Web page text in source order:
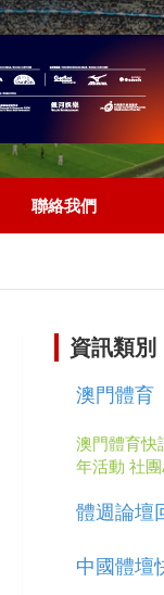
聯絡我們
資訊類別
澳門體育
澳門體育快
年活動 社
體週論壇
中國體壇